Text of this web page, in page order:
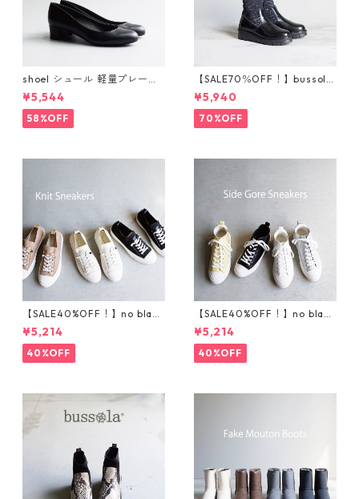
shoel シュール 軽量プレーン
パンプス now235
¥5,544
58%OFF
【SALE70％OFF！】bussola
ブソラ ラメショートブー
ツ 925520
¥5,940
70%OFF
【SALE40%OFF！】no bland
ニットスニーカー T5001
¥5,214
40%OFF
【SALE40%OFF！】no bland
サイドゴアハイカットスニ
ーカー T5002
¥5,214
40%OFF